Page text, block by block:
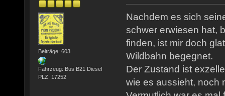
Beiträge: 603
Fahrzeug: Bus B21 Diesel
PLZ: 17252
Nachdem es sich
schwer erwiesen hat,
finden, ist mir doch
Wildbahn begegnet.
Der Zustand ist
wie es aussieht, noch